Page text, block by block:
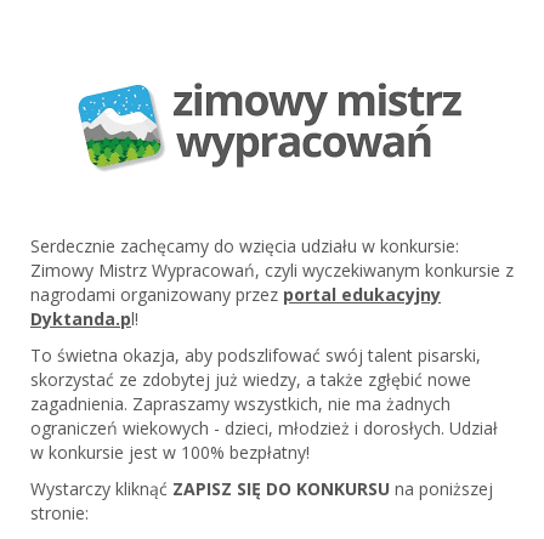
Serdecznie zachęcamy do wzięcia udziału w konkursie:
Zimowy Mistrz Wypracowań, czyli wyczekiwanym konkursie z
nagrodami organizowany przez portal edukacyjny
Dyktanda.pl!
To świetna okazja, aby podszlifować swój talent pisarski,
skorzystać ze zdobytej już wiedzy, a także zgłębić nowe
zagadnienia. Zapraszamy wszystkich, nie ma żadnych
ograniczeń wiekowych - dzieci, młodzież i dorosłych. Udział
w konkursie jest w 100% bezpłatny!
Wystarczy kliknąć ZAPISZ SIĘ DO KONKURSU na poniższej
stronie: